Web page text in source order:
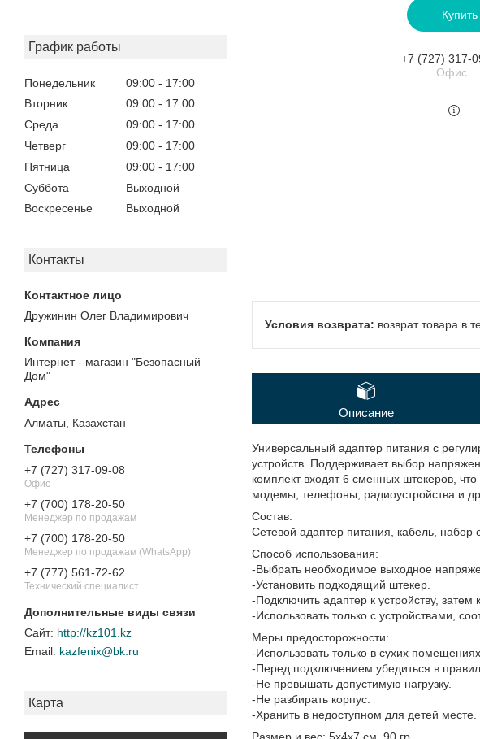
График работы
Понедельник 09:00
17:00
Вторник
09:00
17:00
Среда
09:00
17:00
Четверг
09:00
17:00
Пятница
09:00
17:00
Суббота
Выходной
Воскресенье
Выходной
Контакты
Дружинин Олег Владимирович
Интернет - магазин "Безопасный
Дом"
Алматы, Казахстан
+7 (727) 317-09-08
Офис
+7 (700) 178-20-50
Менеджер по продажам
+7 (700) 178-20-50
Менеджер по продажам (WhatsApp)
+7 (777) 561-72-62
Технический специалист
http://kz101.kz
kazfenix@bk.ru
Карта
Купить
+7 (727) 317-
Офис
возврат товара в
Описание
Универсальный адаптер питания с
устройств. Поддерживает выбор
комплект входят 6 сменных штекеров,
модемы, телефоны, радиоустройства и
Состав:
Cетевой адаптер питания, кабель,
Способ использования:
-Выбрать необходимое выходное
-Установить подходящий штекер.
-Подключить адаптер к устройству, затем
-Использовать только с устройствами,
Меры предосторожности:
-Использовать только в сухих помещениях.
-Перед подключением убедиться в
-Не превышать допустимую нагрузку.
-Не разбирать корпус.
-Хранить в недоступном для детей месте.
Размер и вес: 5х4х7 см, 90 гр